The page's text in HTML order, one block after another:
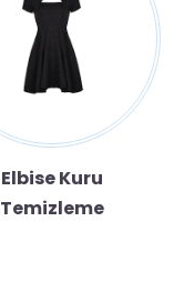
Elbise Kuru
Temizleme